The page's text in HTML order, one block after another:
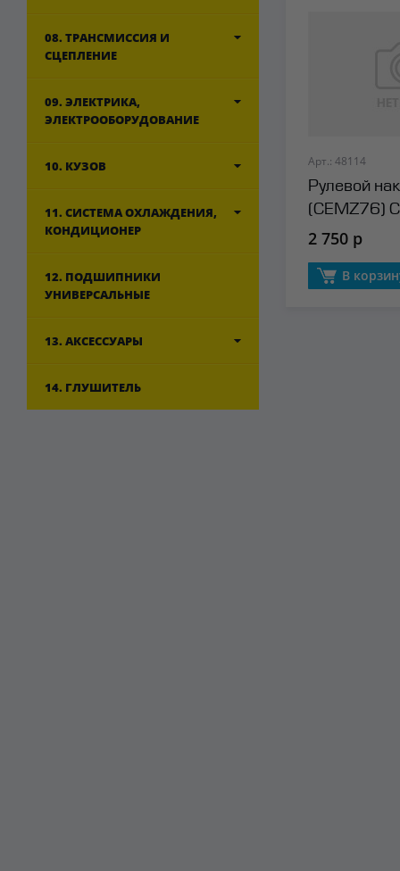
08. ТРАНСМИССИЯ И
СЦЕПЛЕНИЕ
09. ЭЛЕКТРИКА,
ЭЛЕКТРООБОРУДОВАНИЕ
10. КУЗОВ
11. СИСТЕМА ОХЛАЖДЕНИЯ,
КОНДИЦИОНЕР
12. ПОДШИПНИКИ
УНИВЕРСАЛЬНЫЕ
13. АКСЕССУАРЫ
14. ГЛУШИТЕЛЬ
Арт.: 48114
Рулевой
(CEMZ76)
2 750 р
В